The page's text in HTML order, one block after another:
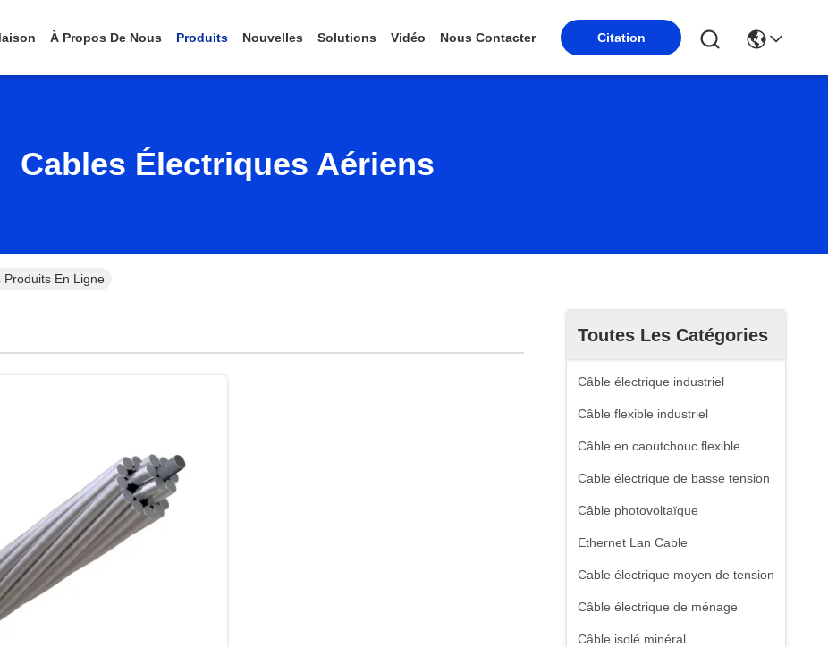
À Propos De Nous Produits Nouvelles Solutions Vidéo Nous Contacter Citation
Cables Électriques Aériens
Produits En Ligne
Toutes Les Catégories
Câble électrique industriel
Câble flexible industriel
Câble en caoutchouc flexible
Cable électrique de basse tension
Câble photovoltaïque
Ethernet Lan Cable
Cable électrique moyen de tension
Câble électrique de ménage
Câble isolé minéral